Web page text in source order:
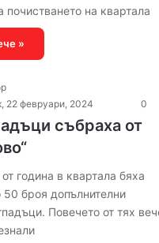
почистването на квартала
»
22 февруари, 2024
0
събраха от
година в квартала бяха
50 броя допълнителни
Повечето от тях